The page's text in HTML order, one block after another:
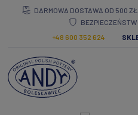
DARMOWA DOSTAWA OD 500 ZŁ
+48 600 352 624